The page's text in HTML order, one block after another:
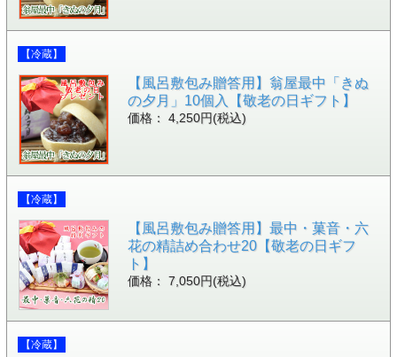
【冷蔵】
【風呂敷包み贈答用】翁屋最中「きぬ
の夕月」10個入【敬老の日ギフト】
価格： 4,250円(税込)
【冷蔵】
【風呂敷包み贈答用】最中・菓音・六
花の精詰め合わせ20【敬老の日ギフ
ト】
価格： 7,050円(税込)
【冷蔵】